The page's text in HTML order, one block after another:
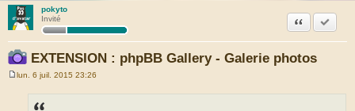
pokyto
Invité
EXTENSION : phpBB Gallery - Galerie photos
Citation
lun. 6 juil. 2015 23:26